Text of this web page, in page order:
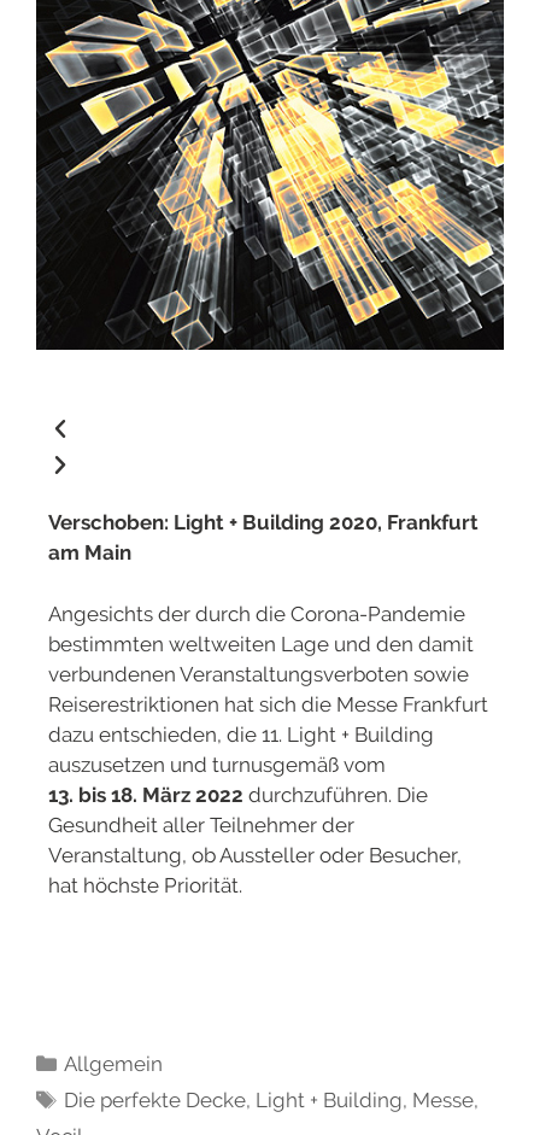
Verschoben: Light + Building 2020, Frankfurt
am Main
Angesichts der durch die Corona-Pandemie
bestimmten weltweiten Lage und den damit
verbundenen Veranstaltungsverboten sowie
Reiserestriktionen hat sich die Messe Frankfurt
dazu entschieden, die 11. Light + Building
auszusetzen und turnusgemäß vom
13. bis 18. März 2022 durchzuführen. Die
Gesundheit aller Teilnehmer der
Veranstaltung, ob Aussteller oder Besucher,
hat höchste Priorität.
Allgemein
Die perfekte Decke, Light + Building, Messe,